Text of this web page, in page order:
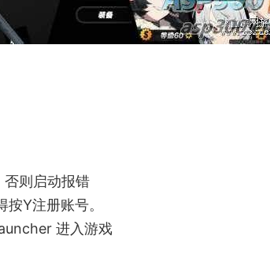
否则启动报错
Y注册账号。
进入游戏